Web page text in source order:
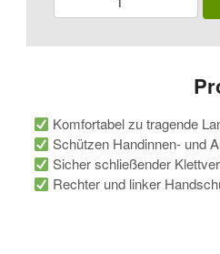
Cat
Landing
Komfortabel zu tragende
Schützen Handinnen- und
Sicher schließender
Rechter und linker